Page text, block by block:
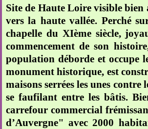
Site de Haute Loire visible bien
vers la haute vallée. Perché
chapelle du XIème siècle,
commencement de son
population déborde et occupe
monument historique, est
maisons serrées les unes contre
se faufilant entre les bâtis.
carrefour commercial
d’Auvergne" avec 2000